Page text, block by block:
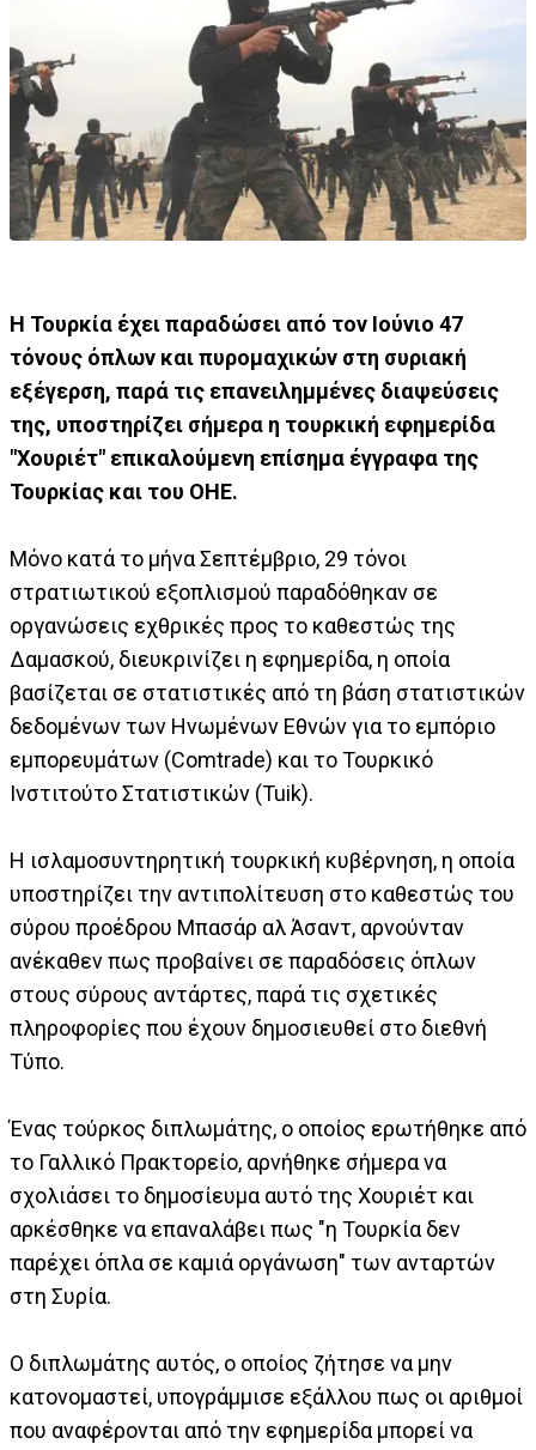
Η Τουρκία έχει παραδώσει από τον Ιούνιο 47
τόνους όπλων και πυρομαχικών στη συριακή
εξέγερση, παρά τις επανειλημμένες διαψεύσεις
της, υποστηρίζει σήμερα η τουρκική εφημερίδα
"Χουριέτ" επικαλούμενη επίσημα έγγραφα της
Τουρκίας και του ΟΗΕ.
Μόνο κατά το μήνα Σεπτέμβριο, 29 τόνοι
στρατιωτικού εξοπλισμού παραδόθηκαν σε
οργανώσεις εχθρικές προς το καθεστώς της
Δαμασκού, διευκρινίζει η εφημερίδα, η οποία
βασίζεται σε στατιστικές από τη βάση στατιστικών
δεδομένων των Ηνωμένων Εθνών για το εμπόριο
εμπορευμάτων (Comtrade) και το Τουρκικό
Ινστιτούτο Στατιστικών (Tuik).
Η ισλαμοσυντηρητική τουρκική κυβέρνηση, η οποία
υποστηρίζει την αντιπολίτευση στο καθεστώς του
σύρου προέδρου Μπασάρ αλ Άσαντ, αρνούνταν
ανέκαθεν πως προβαίνει σε παραδόσεις όπλων
στους σύρους αντάρτες, παρά τις σχετικές
πληροφορίες που έχουν δημοσιευθεί στο διεθνή
Τύπο.
Ένας τούρκος διπλωμάτης, ο οποίος ερωτήθηκε από
το Γαλλικό Πρακτορείο, αρνήθηκε σήμερα να
σχολιάσει το δημοσίευμα αυτό της Χουριέτ και
αρκέσθηκε να επαναλάβει πως "η Τουρκία δεν
παρέχει όπλα σε καμιά οργάνωση" των ανταρτών
στη Συρία.
Ο διπλωμάτης αυτός, ο οποίος ζήτησε να μην
κατονομαστεί, υπογράμμισε εξάλλου πως οι αριθμοί
που αναφέρονται από την εφημερίδα μπορεί να